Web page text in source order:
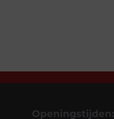
Openingstijden: